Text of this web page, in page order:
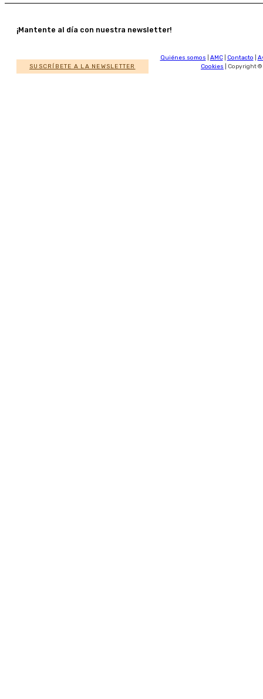
¡Mantente al día con nuestra newsletter!
SUSCRÍBETE A LA NEWSLETTER
Quiénes somos AMC| Contacto
Cookies | Copyright